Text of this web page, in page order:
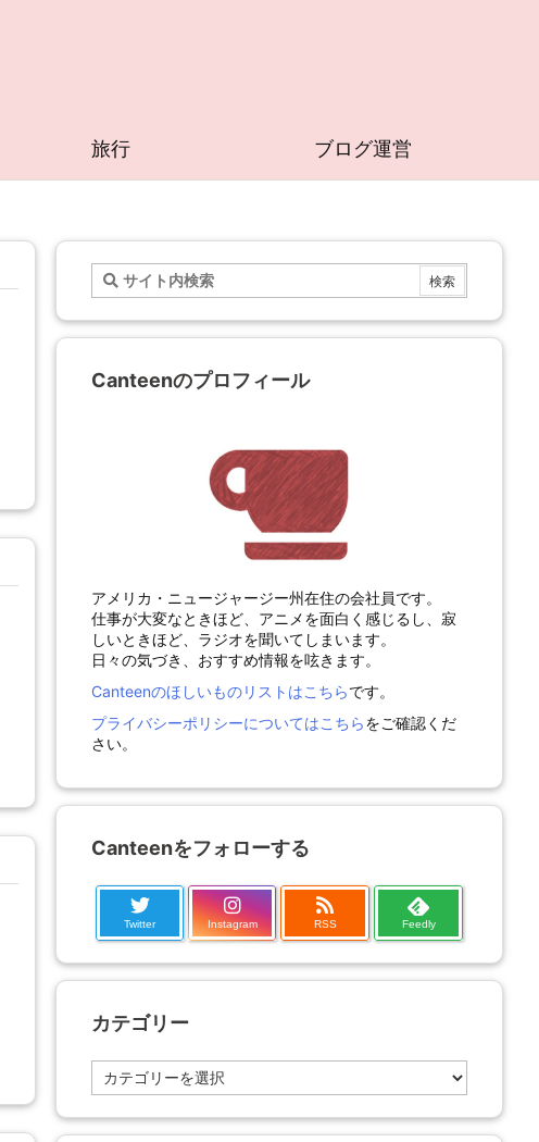
旅行 ブログ運営
Canteenのプロフィール
アメリカ・ニュージャージー州在住の会社員です。
仕事が大変なときほど、アニメを面白く感じるし、寂
しいときほど、ラジオを聞いてしまいます。
日々の気づき、おすすめ情報を呟きます。
Canteenのほしいものリストはこちらです。
プライバシーポリシーについてはこちらをご確認くだ
さい。
Canteenをフォローする
Twitter Instagram RSS Feedly
カテゴリー
テ
リ